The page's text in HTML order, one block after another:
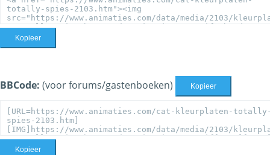
Kopieer
BBCode: (voor forums/gastenboeken) Kopieer
Kopieer